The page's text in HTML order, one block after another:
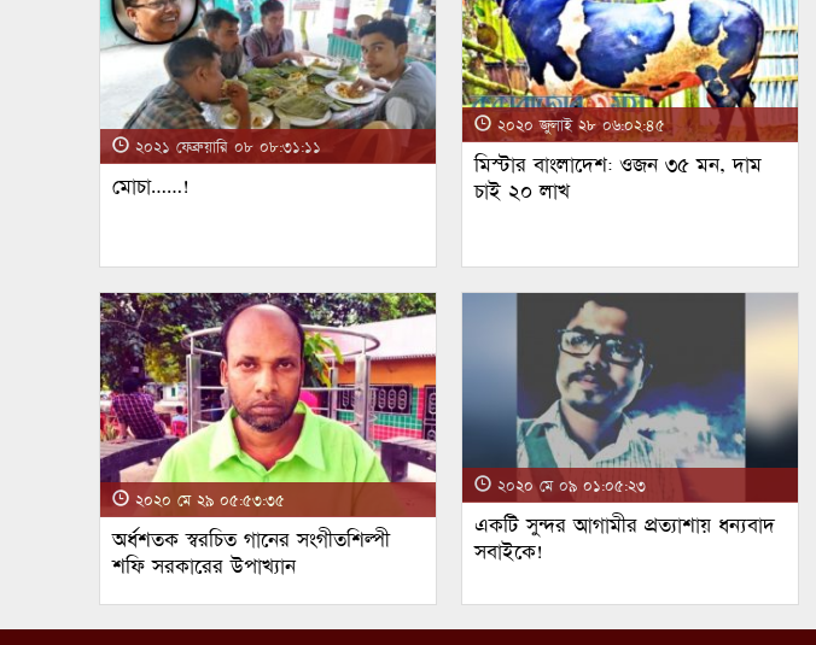
২০২১ ফেব্রুয়ারি ০৮ ০৮:৩১:১১
মোচা……!
২০২০ জুলাই ২৮ ০৬:০২:৪৫
মিস্টার বাংলাদেশ: ওজন ৩৫ মন, দাম
চাই ২০ লাখ
২০২০ মে ২৯ ০৫:৫৩:৩৫
অর্ধশতক স্বরচিত গানের সংগীতশিল্পী
শফি সরকারের উপাখ্যান
২০২০ মে ০৯ ০১:০৫:২৩
একটি সুন্দর আগামীর প্রত্যাশায় ধন্যবাদ
সবাইকে!